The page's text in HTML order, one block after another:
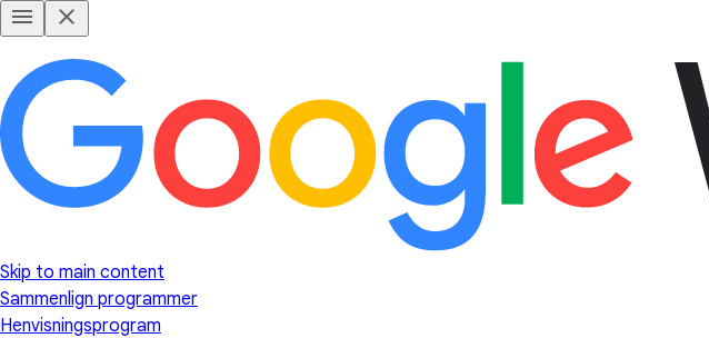
Skip to main content
Sammenlign programmer
Henvisningsprogram